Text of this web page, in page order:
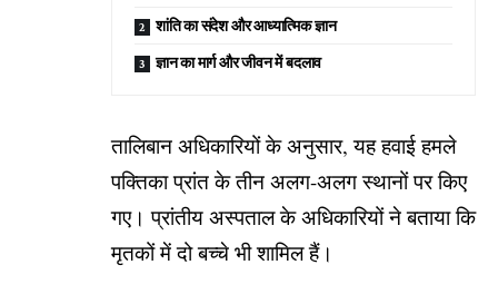
शांति का संदेश और आध्यात्मिक ज्ञान
ज्ञान का मार्ग और जीवन में बदलाव
तालिबान अधिकारियों के अनुसार, यह हवाई हमले
पक्तिका प्रांत के तीन अलग-अलग स्थानों पर किए
गए। प्रांतीय अस्पताल के अधिकारियों ने बताया कि
मृतकों में दो बच्चे भी शामिल हैं।